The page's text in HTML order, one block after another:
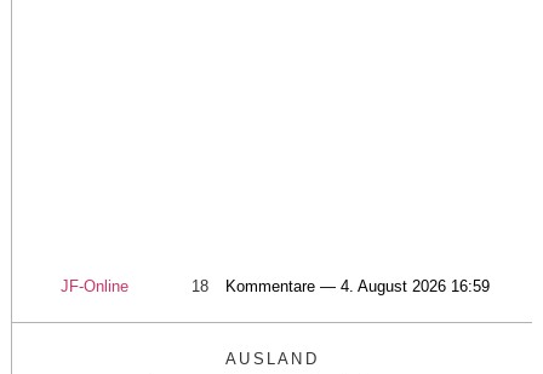
JF-Online 18 Kommentare — 4. August 2026 16:59
AUSLAND